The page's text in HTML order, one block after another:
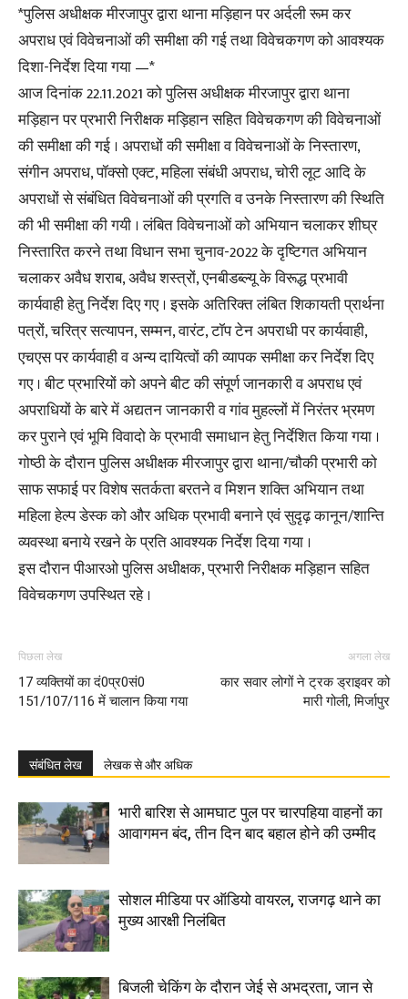
*पुलिस अधीक्षक मीरजापुर द्वारा थाना मड़िहान पर अर्दली रूम कर
अपराध एवं विवेचनाओं की समीक्षा की गई तथा विवेचकगण को आवश्यक
दिशा-निर्देश दिया गया —*
आज दिनांक 22.11.2021 को पुलिस अधीक्षक मीरजापुर द्वारा थाना
मड़िहान पर प्रभारी निरीक्षक मड़िहान सहित विवेचकगण की विवेचनाओं
की समीक्षा की गई । अपराधों की समीक्षा व विवेचनाओं के निस्तारण,
संगीन अपराध, पॉक्सो एक्ट, महिला संबंधी अपराध, चोरी लूट आदि के
अपराधों से संबंधित विवेचनाओं की प्रगति व उनके निस्तारण की स्थिति
की भी समीक्षा की गयी । लंबित विवेचनाओं को अभियान चलाकर शीघ्र
निस्तारित करने तथा विधान सभा चुनाव-2022 के दृष्टिगत अभियान
चलाकर अवैध शराब, अवैध शस्त्रों, एनबीडब्ल्यू के विरूद्ध प्रभावी
कार्यवाही हेतु निर्देश दिए गए । इसके अतिरिक्त लंबित शिकायती प्रार्थना
पत्रों, चरित्र सत्यापन, सम्मन, वारंट, टॉप टेन अपराधी पर कार्यवाही,
एचएस पर कार्यवाही व अन्य दायित्वों की व्यापक समीक्षा कर निर्देश दिए
गए । बीट प्रभारियों को अपने बीट की संपूर्ण जानकारी व अपराध एवं
अपराधियों के बारे में अद्यतन जानकारी व गांव मुहल्लों में निरंतर भ्रमण
कर पुराने एवं भूमि विवादो के प्रभावी समाधान हेतु निर्देशित किया गया ।
गोष्ठी के दौरान पुलिस अधीक्षक मीरजापुर द्वारा थाना/चौकी प्रभारी को
साफ सफाई पर विशेष सतर्कता बरतने व मिशन शक्ति अभियान तथा
महिला हेल्प डेस्क को और अधिक प्रभावी बनाने एवं सुदृढ़ कानून/शान्ति
व्यवस्था बनाये रखने के प्रति आवश्यक निर्देश दिया गया ।
इस दौरान पीआरओ पुलिस अधीक्षक, प्रभारी निरीक्षक मड़िहान सहित
विवेचकगण उपस्थित रहे ।
पिछला लेख
17 व्यक्तियों का दं0प्र0सं0
151/107/116 में चालान किया गया
अगला लेख
कार सवार लोगों ने ट्रक ड्राइवर को
मारी गोली, मिर्जापुर
संबंधित लेख लेखक से और अधिक
भारी बारिश से आमघाट पुल पर चारपहिया वाहनों का
आवागमन बंद, तीन दिन बाद बहाल होने की उम्मीद
सोशल मीडिया पर ऑडियो वायरल, राजगढ़ थाने का
मुख्य आरक्षी निलंबित
बिजली चेकिंग के दौरान जेई से अभद्रता, जान से